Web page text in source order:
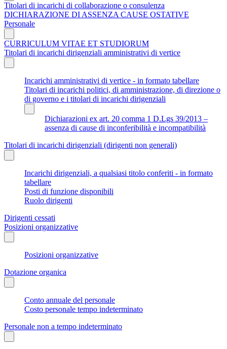
Titolari di incarichi di collaborazione o consulenza
DICHIARAZIONE DI ASSENZA CAUSE OSTATIVE
Personale
CURRICULUM VITAE ET STUDIORUM
Titolari di incarichi dirigenziali amministrativi di vertice
Incarichi amministrativi di vertice - in formato tabellare
Titolari di incarichi politici, di amministrazione, di direzione o
di governo e i titolari di incarichi dirigenziali
Dichiarazioni ex art. 20 comma 1 D.Lgs 39/2013 –
assenza di cause di inconferibilità e incompatibilità
Titolari di incarichi dirigenziali (dirigenti non generali)
Incarichi dirigenziali, a qualsiasi titolo conferiti - in formato
tabellare
Posti di funzione disponibili
Ruolo dirigenti
Dirigenti cessati
Posizioni organizzative
Posizioni organizzative
Dotazione organica
Conto annuale del personale
Costo personale tempo indeterminato
Personale non a tempo indeterminato